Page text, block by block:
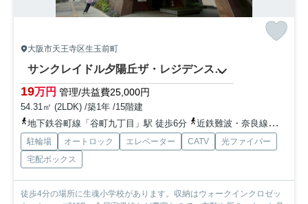
大阪市天王寺区生玉前町
サンクレイドル夕陽丘ザ・レジデンス 生魂小学校区
19万円 管理/共益費25,000円
54.31㎡ (2LDK) /築1年 /15階建
地下鉄谷町線「谷町九丁目」駅 徒歩6分
近鉄難波・奈良線「大阪上本町」駅 徒歩10分
駐輪場 オートロック エレベーター CATV
光ファイバー
宅配ボックス
徒歩4分の場所に生魂小学校があります。収納はウォークインクロゼッ